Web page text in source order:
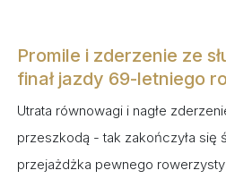
Promile i zderzenie ze
finał jazdy 69-letniego
Utrata równowagi i nagłe
przeszkodą - tak zakończyła się
przejażdżka pewnego